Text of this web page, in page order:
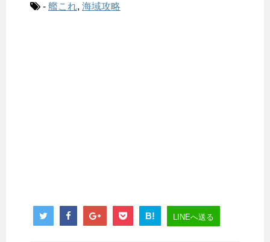
- 艦これ, 海域攻略
B! LINEへ送る